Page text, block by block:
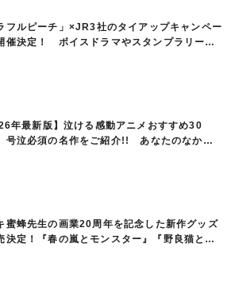
フルピーチ」×JR3社のタイアップキャンペー
催決定！ ボイスドラマやスタンプラリー、
年最新版】泣ける感動アニメおすすめ30
泣必須の名作をご紹介!! あなたのなかの
蜜蜂先生の画業20周年を記念した新作グッズ
決定！『春の嵐とモンスター』『野良猫と